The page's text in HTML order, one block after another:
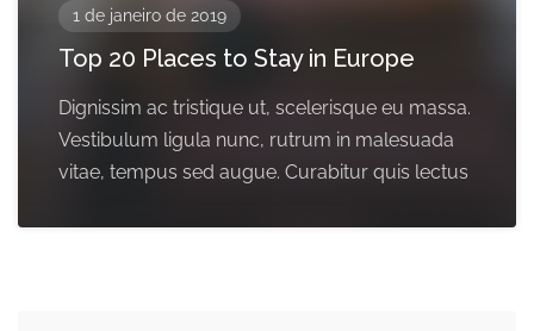
1 de janeiro de 2019
Top 20 Places to Stay in Europe
Dignissim ac tristique ut, scelerisque eu massa.
Vestibulum ligula nunc, rutrum in malesuada
vitae, tempus sed augue. Curabitur quis lectus